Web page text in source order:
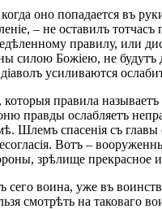
оно попадается въ
– не оставилъ
правилу, или
Божіею, не
усиливаются
правила
правды ослабляетъ
Шлемъ спасенія съ
Вотъ –
зрѣлище прекрасное
воина, уже въ
смотрѣть на таковаго